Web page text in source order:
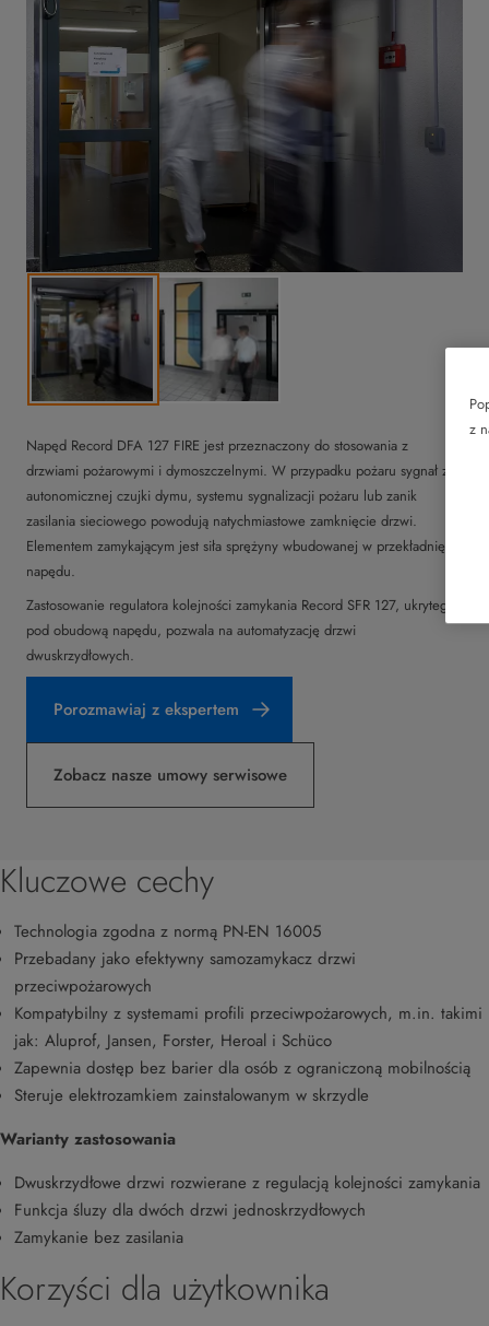
Napęd Record DFA 127 FIRE jest przeznaczony do stosowania z
drzwiami pożarowymi i dymoszczelnymi. W przypadku pożaru sygnał z
autonomicznej czujki dymu, systemu sygnalizacji pożaru lub zanik
zasilania sieciowego powodują natychmiastowe zamknięcie drzwi.
Elementem zamykającym jest siła sprężyny wbudowanej w przekładnię
napędu.
Zastosowanie regulatora kolejności zamykania Record SFR 127, ukrytego
pod obudową napędu, pozwala na automatyzację drzwi
dwuskrzydłowych.
Porozmawiaj z ekspertem
Zobacz nasze umowy serwisowe
Kluczowe cechy
Technologia zgodna z normą PN-EN 16005
Przebadany jako efektywny samozamykacz drzwi
przeciwpożarowych
Kompatybilny z systemami profili przeciwpożarowych, m.in. takimi
jak: Aluprof, Jansen, Forster, Heroal i Schüco
Zapewnia dostęp bez barier dla osób z ograniczoną mobilnością
Steruje elektrozamkiem zainstalowanym w skrzydle
Warianty zastosowania
Dwuskrzydłowe drzwi rozwierane z regulacją kolejności zamykania
Funkcja śluzy dla dwóch drzwi jednoskrzydłowych
Zamykanie bez zasilania
Korzyści dla użytkownika
z